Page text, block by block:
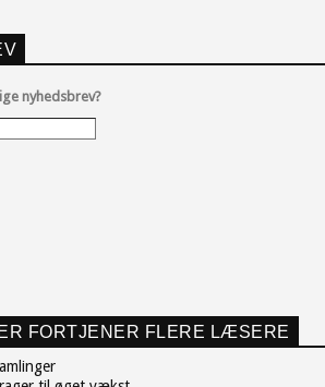
nyhedsbrev?
FORTJENER FLERE LÆSERE